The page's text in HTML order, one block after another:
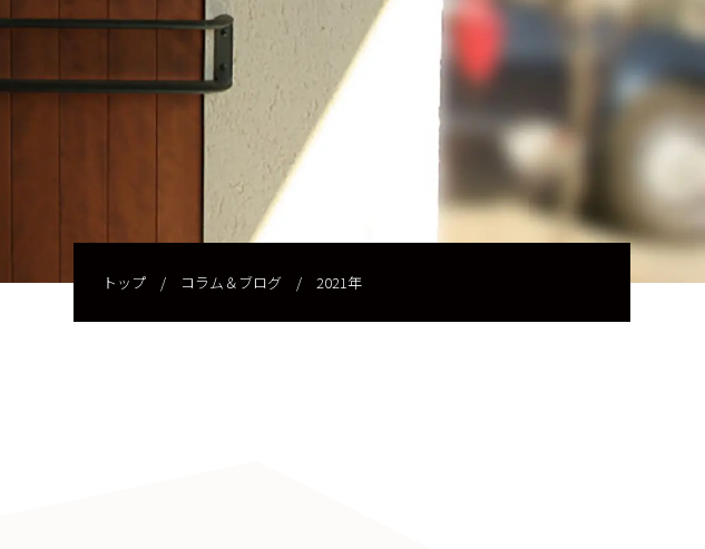
トップ/ コラム＆ブログ / 2021年